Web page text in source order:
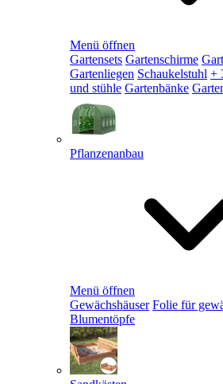
Menü öffnen
Gartensets Gartenschirme
Gartenliegen Schaukelstuhl +
und stühle Gartenbänke
Pflanzenanbau
Menü öffnen
Gewächshäuser Folie für
Blumentöpfe